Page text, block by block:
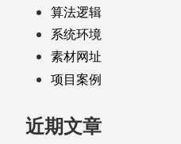
算法逻辑
系统环境
素材网址
项目案例
近期文章